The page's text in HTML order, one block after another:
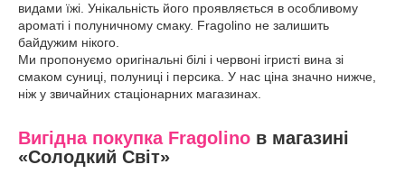
видами їжі. Унікальність його проявляється в особливому
ароматі і полуничному смаку. Fragolino не залишить
байдужим нікого.
Ми пропонуємо оригінальні білі і червоні ігристі вина зі
смаком суниці, полуниці і персика. У нас ціна значно нижче,
ніж у звичайних стаціонарних магазинах.
Вигідна покупка Fragolino в магазині
«Солодкий Світ»